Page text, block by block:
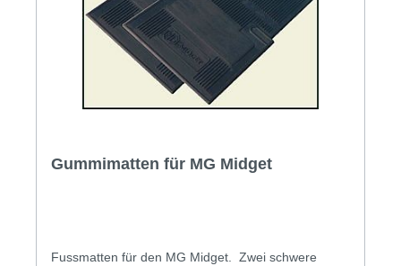
Gummimatten für MG Midget
Fussmatten für den MG Midget. Zwei schwere